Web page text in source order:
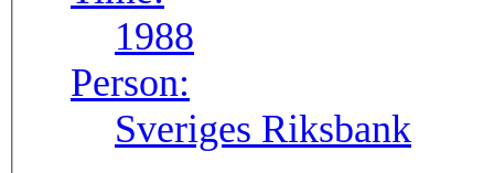
1988
Person:
Sveriges Riksbank